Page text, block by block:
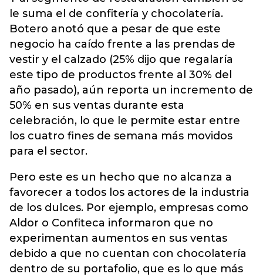
le suma el de confitería y chocolatería.
Botero anotó que a pesar de que este
negocio ha caído frente a las prendas de
vestir y el calzado (25% dijo que regalaría
este tipo de productos frente al 30% del
año pasado), aún reporta un incremento de
50% en sus ventas durante esta
celebración, lo que le permite estar entre
los cuatro fines de semana más movidos
para el sector.
Pero este es un hecho que no alcanza a
favorecer a todos los actores de la industria
de los dulces. Por ejemplo, empresas como
Aldor o Confiteca informaron que no
experimentan aumentos en sus ventas
debido a que no cuentan con chocolatería
dentro de su portafolio, que es lo que más